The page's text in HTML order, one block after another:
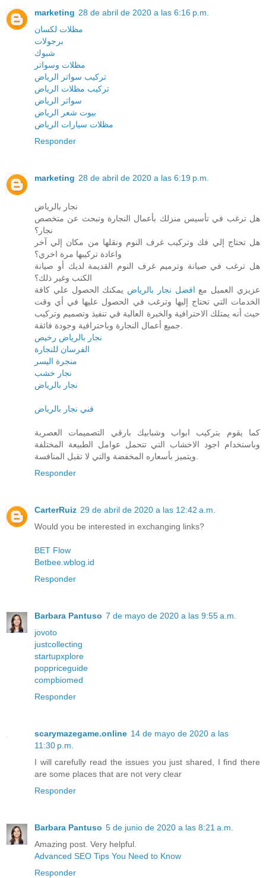
marketing 28 de abril de 2020 a las 6:16 p.m.
مظلات لكسان
برجولات
شبوك
مظلات وسواتر
تركيب سواتر الرياض
تركيب مظلات الرياض
سواتر الرياض
بيوت شعر الرياض
مظلات سيارات الرياض
Responder
marketing 28 de abril de 2020 a las 6:19 p.m.
نجار بالرياض
هل ترغب في تأسيس منزلك بأعمال النجارة وتبحث عن متخصص
نجار؟
هل تحتاج إلي فك وتركيب غرف النوم ونقلها من مكان إلي آخر
واعادة تركيبها مرة اخري؟
هل ترغب في صيانة وترميم غرف النوم القديمة لديك أو صيانة
الكنب وغير ذلك؟
عزيزي العميل مع افضل نجار بالرياض يمكنك الحصول علي كافة
الخدمات التي تحتاج إليها وترغب في الحصول عليها في أي وقت
حيث أنه يمتلك الاحترافية والخبرة العالية في تنفيذ وتصميم وتركيب
جميع أعمال النجارة وباحترافية وجودة فائقة.
نجار بالرياض رخيص
الفرسان للنجارة
منجرة اليسر
نجار خشب
نجار بالرياض
فني نجار بالرياض
كما يقوم بتركيب ابواب وشبابيك بارقي التصميمات العصرية
وباستخدام اجود الاخشاب التي تتحمل عوامل الطبيعة المختلفة
ويتميز بأسعاره المخفضة والتي لا تقبل المنافسة.
Responder
CarterRuiz 29 de abril de 2020 a las 12:42 a.m.
Would you be interested in exchanging links?
BET Flow
Betbee.wblog.id
Responder
Barbara Pantuso 7 de mayo de 2020 a las 9:55 a.m.
jovoto
justcollecting
startupxplore
poppriceguide
compbiomed
Responder
scarymazegame.online 14 de mayo de 2020 a las
11:30 p.m.
I will carefully read the issues you just shared, I find there
are some places that are not very clear
Responder
Barbara Pantuso 5 de junio de 2020 a las 8:21 a.m.
Amazing post. Very helpful.
Advanced SEO Tips You Need to Know
Responder